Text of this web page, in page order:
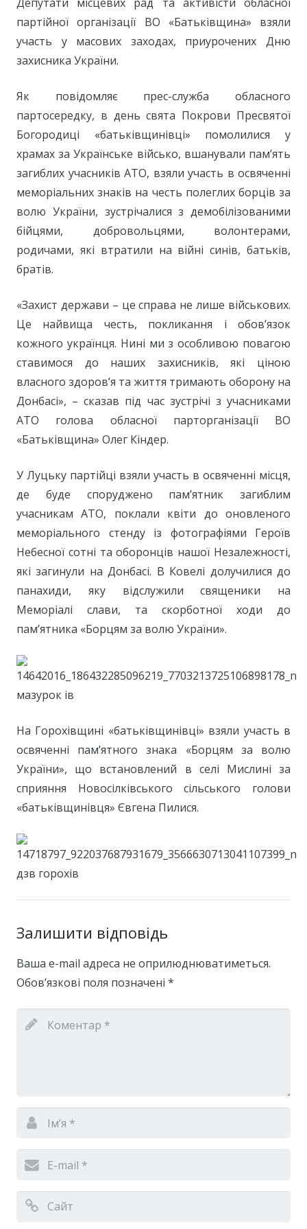
партійної організації ВО «Батьківщина» взяли
участь у масових заходах, приурочених Дню
захисника України.
Як повідомляє прес-служба обласного
партосередку, в день свята Покрови Пресвятої
Богородиці «батьківщинівці» помолилися у
храмах за Українське військо, вшанували пам’ять
загиблих учасників АТО, взяли участь в освяченні
меморіальних знаків на честь полеглих борців за
волю України, зустрічалися з демобілізованими
бійцями, добровольцями, волонтерами,
родичами, які втратили на війні синів, батьків,
братів.
«Захист держави – це справа не лише військових.
Це найвища честь, покликання і обов’язок
кожного українця. Нині ми з особливою повагою
ставимося до наших захисників, які ціною
власного здоров’я та життя тримають оборону на
Донбасі», – сказав під час зустрічі з учасниками
АТО голова обласної парторганізації ВО
«Батьківщина» Олег Кіндер.
У Луцьку партійці взяли участь в освяченні місця,
де буде споруджено пам’ятник загиблим
учасникам АТО, поклали квіти до оновленого
меморіального стенду із фотографіями Героїв
Небесної сотні та оборонців нашої Незалежності,
які загинули на Донбасі. В Ковелі долучилися до
панахиди, яку відслужили священики на
Меморіалі слави, та скорботної ходи до
пам’ятника «Борцям за волю України».
На Горохівщині «батьківщинівці» взяли участь в
освяченні пам’ятного знака «Борцям за волю
України», що встановлений в селі Мислині за
сприяння Новосілківського сільського голови
«батьківщинівця» Євгена Пилися.
Залишити відповідь
Ваша e-mail адреса не оприлюднюватиметься.
Обов’язкові поля позначені *